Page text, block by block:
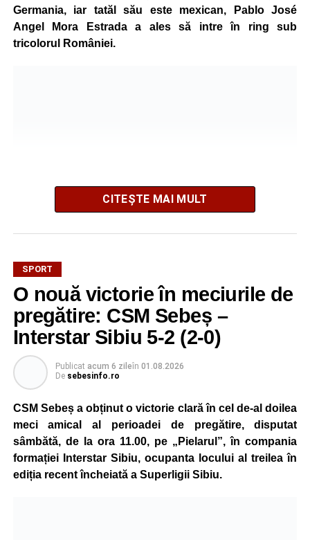
Germania, iar tatăl său este mexican, Pablo José
Angel Mora Estrada a ales să intre în ring sub
tricolorul României.
Mama sa este originară din satul Țonea, comuna
Săsciori, iar legătura puternică cu România și cu locurile
natale ale familiei a stat la baza deciziei de a concura
pentru țara mamei sale.
La doar 10 ani, Pablo are deja un palmares impresionant.
Practică kickboxing de la vârsta de 4 ani, iar prin
antrenamente zilnice și multă disciplină a ajuns să obțină
rezultate remarcabile încă de la o vârstă fragedă.
La numai 8 ani, a câștigat toate centurile importante din
competițiile de kickboxing dedicate copiilor, iar în același
an a obținut și centura neagră, performanță rar întâlnită la
CITEȘTE MAI MULT
SPORT
O nouă victorie în meciurile de
pregătire: CSM Sebeș –
Interstar Sibiu 5-2 (2-0)
Publicat acum 6 zileîn 01.08.2026
De sebesinfo.ro
CSM Sebeș a obținut o victorie clară în cel de-al doilea
meci amical al perioadei de pregătire, disputat
sâmbătă, de la ora 11.00, pe „Pielarul”, în compania
formației Interstar Sibiu, ocupanta locului al treilea în
ediția recent încheiată a Superligii Sibiu.